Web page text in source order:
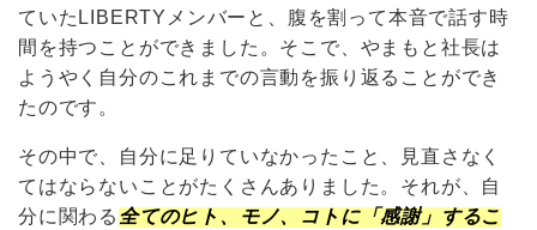
ていたLIBERTYメンバーと、腹を割って本音で話す時
間を持つことができました。そこで、やまもと社長は
ようやく自分のこれまでの言動を振り返ることができ
たのです。
その中で、自分に足りていなかったこと、見直さなく
てはならないことがたくさんありました。それが、自
分に関わる 全てのヒト、モノ、コトに「感謝」するこ